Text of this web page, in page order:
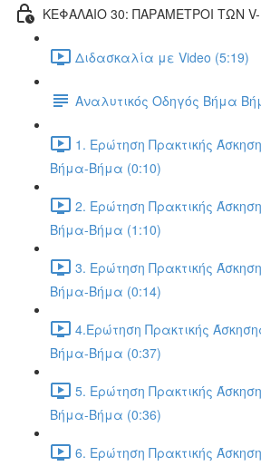
ΚΕΦΑΛΑΙΟ 30: ΠΑΡΑΜΕΤΡΟΙ ΤΩΝ V-
Διδασκαλία με Video (5:19)
Αναλυτικός Οδηγός Βήμα
1. Ερώτηση Πρακτικής
Βήμα-Βήμα (0:10)
2. Ερώτηση Πρακτικής
Βήμα-Βήμα (1:10)
3. Ερώτηση Πρακτικής
Βήμα-Βήμα (0:14)
4.Ερώτηση Πρακτικής
Βήμα-Βήμα (0:37)
5. Ερώτηση Πρακτικής
Βήμα-Βήμα (0:36)
6. Ερώτηση Πρακτικής